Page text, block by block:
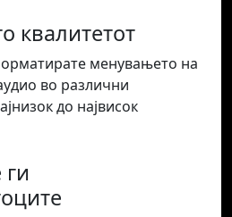
квалитетот
менувањето на
во различни
до највисок